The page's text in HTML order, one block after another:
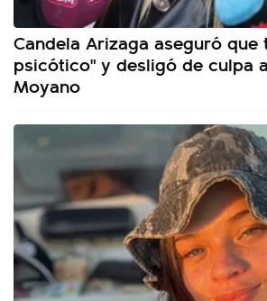
Candela Arizaga aseguró que
psicótico" y desligó de culpa
Moyano